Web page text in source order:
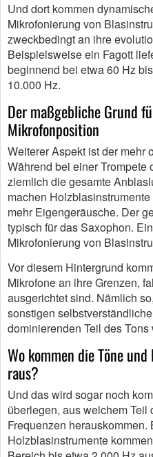
Und dort kommen
Mikrofonierung von
zweckbedingt an ihre
Beispielsweise ein Fagott
beginnend bei etwa 60 Hz
10.000 Hz.
Der maßgebliche Grund
Mikrofonposition
Weiterer Aspekt ist der mehr
Während bei einer Trompete
ziemlich die gesamte
machen
mehr Eigengeräusche. Der
typisch für das Saxophon.
Mikrofonierung von
Vor diesem Hintergrund
Mikrofone an ihre Grenzen,
ausgerichtet sind. Nämlich
sonstigen
dominierenden Teil des Tons
Wo kommen die Töne
raus?
Und das wird sogar noch
überlegen, aus welchem
Frequenzen
Holzblasinstrumente